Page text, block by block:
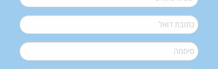
דואל*
סיסמה*